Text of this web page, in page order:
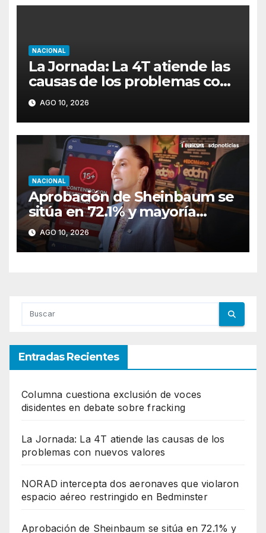
NACIONAL
La Jornada: La 4T atiende las
causas de los problemas con
nuevos valores
AGO 10, 2026
NACIONAL
Aprobación de Sheinbaum se
sitúa en 72.1% y mayoría
atribuye a padres protección
de menores en redes
AGO 10, 2026
Entradas Recientes
Columna cuestiona exclusión de voces
disidentes en debate sobre fracking
La Jornada: La 4T atiende las causas de los
problemas con nuevos valores
NORAD intercepta dos aeronaves que violaron
espacio aéreo restringido en Bedminster
Aprobación de Sheinbaum se sitúa en 72.1% y